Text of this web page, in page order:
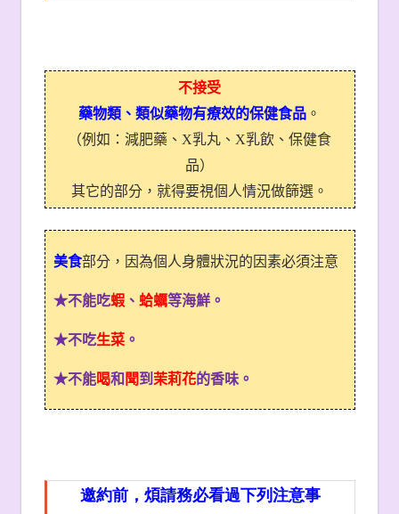
不接受
藥物類、類似藥物有療效的保健食品 。
（例如：減肥藥、X乳丸、X乳飲、保健食
品）
其它的部分，就得要視個人情況做篩選。
美食部分，因為個人身體狀況的因素必須注意
★不能吃蝦 、蛤蠣等海鮮。
★不吃生菜 。
★不能喝和聞到茉莉花的香味。
邀約前，煩請務必看過下列注意事